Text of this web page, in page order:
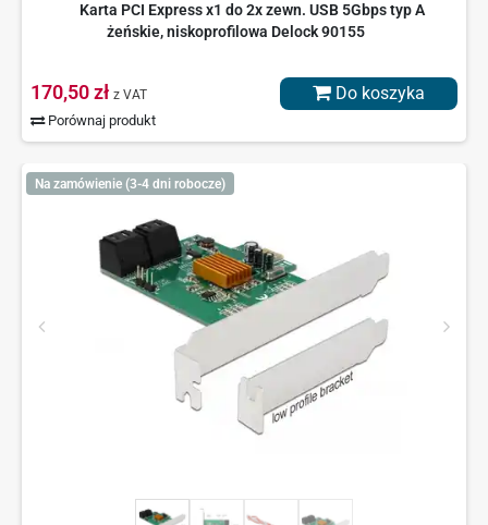
Karta PCI Express x1 do 2x zewn. USB 5Gbps typ A
żeńskie, niskoprofilowa Delock 90155
170,50 zł z VAT
Porównaj produkt
Do koszyka
Na zamówienie (3-4 dni robocze)